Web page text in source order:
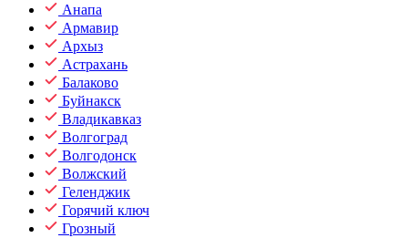
Анапа
Армавир
Архыз
Астрахань
Балаково
Буйнакск
Владикавказ
Волгоград
Волгодонск
Волжский
Геленджик
Горячий ключ
Грозный